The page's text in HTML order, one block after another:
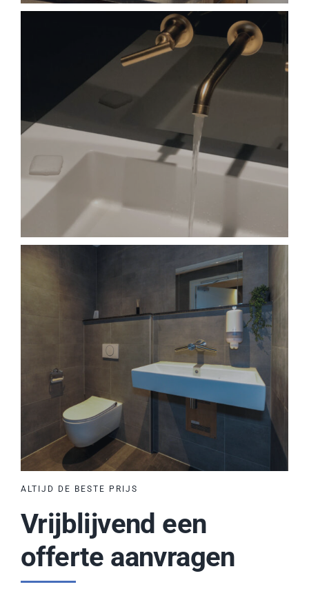
ALTIJD DE BESTE PRIJS
Vrijblijvend een
offerte aanvragen